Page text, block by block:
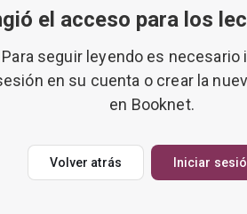
el acceso para los
Para seguir leyendo es necesario
en su cuenta o crear la
en Booknet.
Volver atrás Iniciar